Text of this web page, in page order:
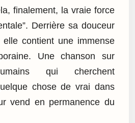
finalement, la vraie force
Derrière sa douceur
elle contient une immense
Une chanson sur
qui cherchent
chose de vrai dans
vend en permanence du